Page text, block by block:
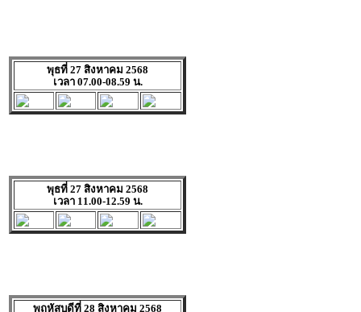
พุธที่ 27 สิงหาคม 2568
เวลา 07.00-08.59 น.
พุธที่ 27 สิงหาคม 2568
เวลา 11.00-12.59 น.
พฤหัสบดีที่ 28 สิงหาคม 2568